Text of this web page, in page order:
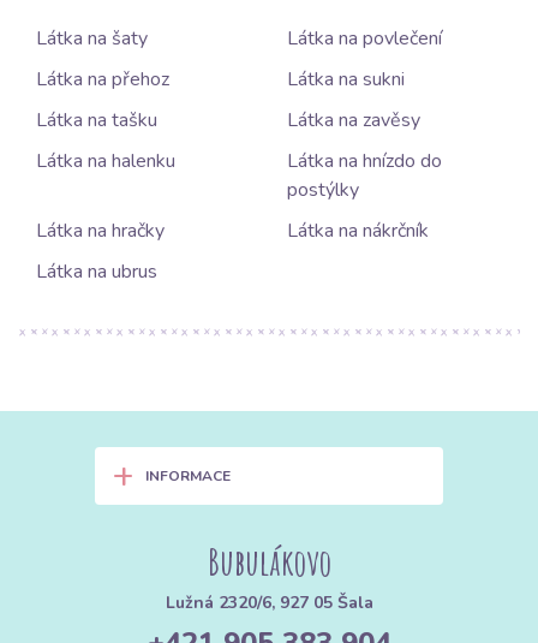
Látka na šaty
Látka na povlečení
Látka na přehoz
Látka na sukni
Látka na tašku
Látka na zavěsy
Látka na halenku
Látka na hnízdo do
postýlky
Látka na hračky
Látka na nákrčník
Látka na ubrus
+ INFORMACE
Bubulákovo
Lužná 2320/6, 927 05 Šala